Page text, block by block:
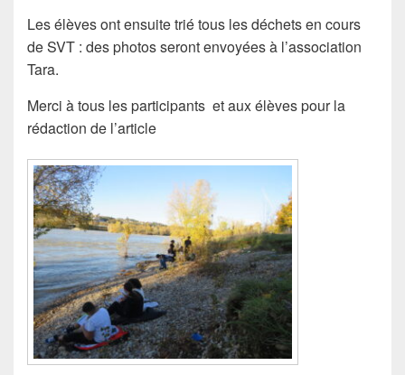
Les élèves ont ensuite trié tous les déchets en cours
de SVT : des photos seront envoyées à l’association
Tara.
Merci à tous les participants et aux élèves pour la
rédaction de l’article